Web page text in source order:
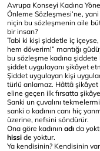
Avrupa Konseyi Kadına
Önleme Sözleşmesi’ne,
niçin bu sözleşmenin aile
bir insan?
Tabi ki kişi şiddetle iç
hem döverim!” mantığı
bu sözleşme kadına
şiddet uygulayanı şikâyet
Şiddet uygulayan kişi
türlü anlamaz. Hâttâ şikâyet
eline geçen ilk fırsatta
Sanki un çuvalını
sanki o kadının canı hiç
üzerine, nefsini söndürür.
Ona göre kadının adı da
hissi de yoktur.
Ya kendisinin? Kendisinin var